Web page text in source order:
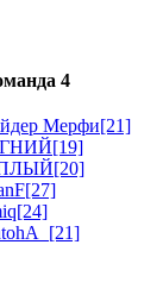
4
Мерфи[21]
[19]
[20]
[27]
[24]
[21]